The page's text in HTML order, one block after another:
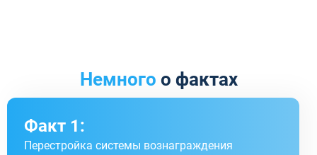
Немного о фактах
Факт 1:
Перестройка системы вознаграждения